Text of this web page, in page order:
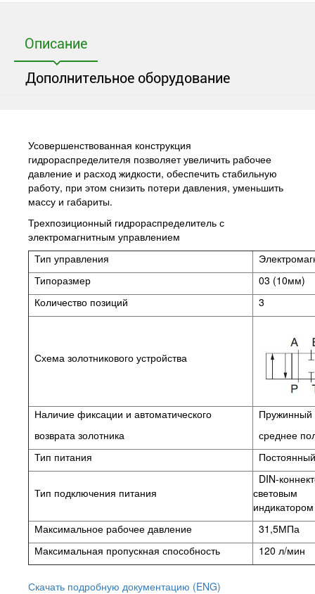
Описание
Дополнительное оборудование
Усовершенствованная конструкция
гидрораспределителя позволяет увеличить рабочее
давление и расход жидкости, обеспечить стабильную
работу, при этом снизить потери давления, уменьшить
массу и габариты.
Трехпозиционный гидрораспределитель с
электромагнитным управлением
Тип управления
Типоразмер
03 (10мм)
Количество позиций
3
Схема золотникового устройства
Наличие фиксации и автоматического
возврата золотника
Пружинный
среднее
Тип питания
Тип подключения питания
DIN-
световым
индикатором
Максимальное рабочее давление
31,5МПа
Максимальная пропускная способность
120 л/мин
Скачать подробную документацию (ENG)